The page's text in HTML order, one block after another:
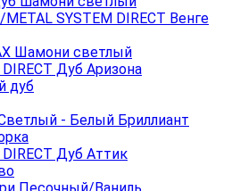
SYSTEM DIRECT Венге
Шамони светлый
Дуб Аризона
дуб
- Белый Бриллиант
Дуб Аттик